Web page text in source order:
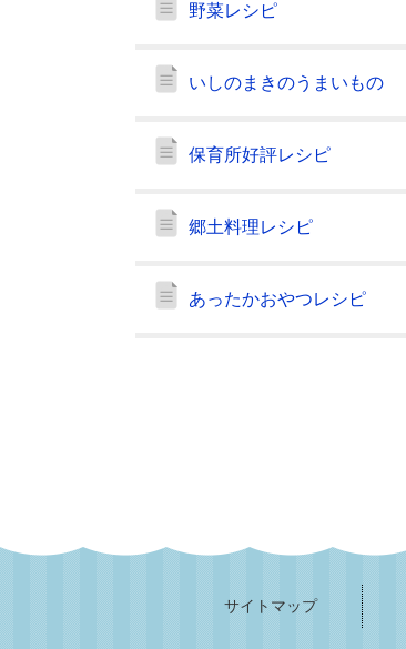
野菜レシピ
いしのまきのうまいもの
保育所好評レシピ
郷土料理レシピ
あったかおやつレシピ
サイトマップ